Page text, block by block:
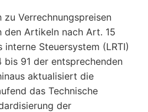
Verrechnungspreisen
den Artikeln nach Art. 15
Steuersystem (LRTI)
91 der entsprechenden
aktualisiert die
das Technische
der